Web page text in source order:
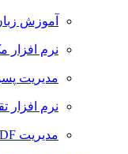
آموزش
نرم افزار
مدیریت
نرم افزار
مدیریت PDF